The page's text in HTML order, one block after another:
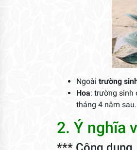
Ngoài trường
Hoa: trường sinh
tháng 4 năm sau.
2. Ý nghĩa